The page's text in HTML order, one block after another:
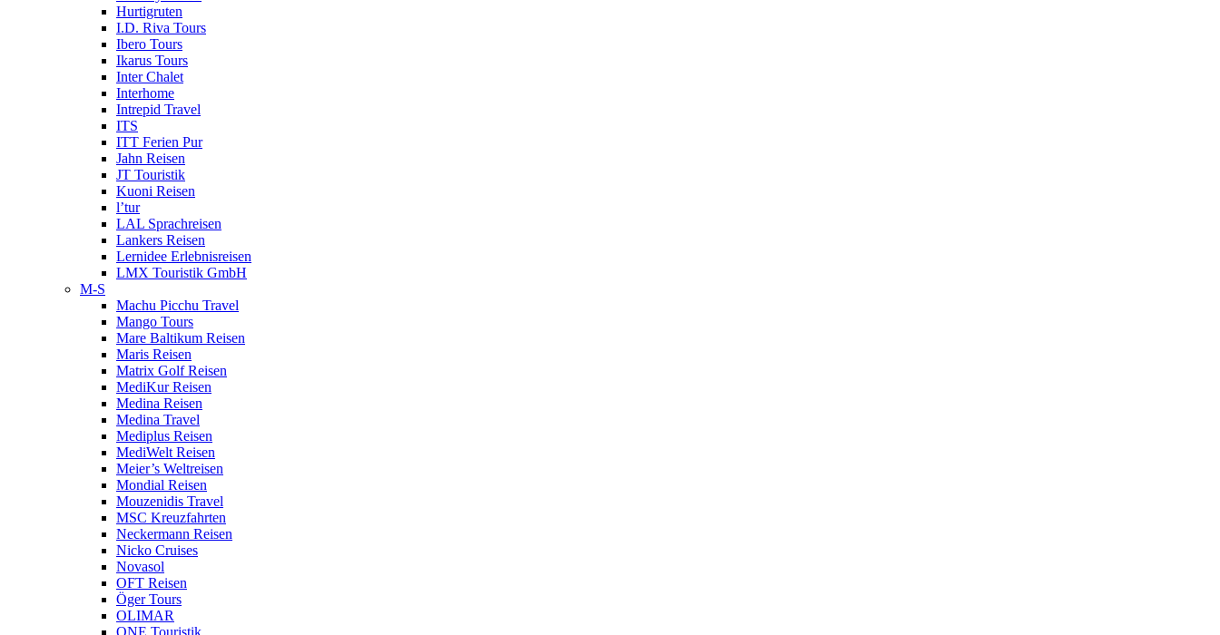
Hurtigruten
I.D. Riva Tours
Ibero Tours
Ikarus Tours
Inter Chalet
Interhome
Intrepid Travel
ITS
ITT Ferien Pur
Jahn Reisen
JT Touristik
Kuoni Reisen
l’tur
LAL Sprachreisen
Lankers Reisen
Lernidee Erlebnisreisen
LMX Touristik GmbH
M-S
Machu Picchu Travel
Mango Tours
Mare Baltikum Reisen
Maris Reisen
Matrix Golf Reisen
MediKur Reisen
Medina Reisen
Medina Travel
Mediplus Reisen
MediWelt Reisen
Meier’s Weltreisen
Mondial Reisen
Mouzenidis Travel
MSC Kreuzfahrten
Neckermann Reisen
Nicko Cruises
Novasol
OFT Reisen
Öger Tours
OLIMAR
ONE Touristik